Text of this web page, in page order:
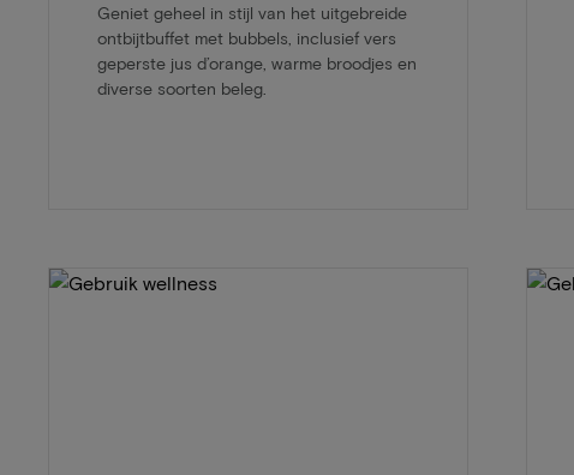
Geniet geheel in stijl van het uitgebreide
ontbijtbuffet met bubbels, inclusief vers
geperste jus d’orange, warme broodjes en
diverse soorten beleg.